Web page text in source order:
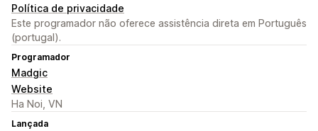
Política de privacidade
Este programador não oferece assistência direta em Português
(portugal).
Programador
Madgic
Website
Ha Noi, VN
Lançada